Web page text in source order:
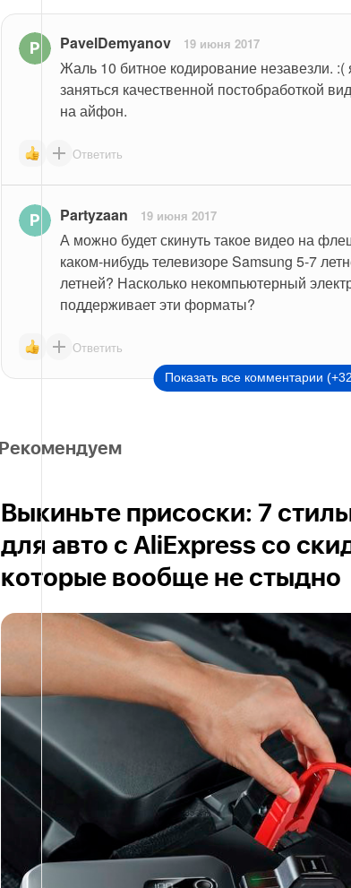
PavelDemyanov 19 июня 2017
Жаль 10 битное кодирование незавезли. :(
заняться качественной постобработкой
на айфон.
Ответить
Partyzaan 19 июня 2017
А можно будет скинуть такое видео на
каком-нибудь телевизоре Samsung 5-7
летней? Насколько некомпьютерный
поддерживает эти форматы?
Ответить
Показать все комментарии
Рекомендуем
Выкиньте присоски: 7
для авто с AliExpress со
которые вообще не стыдно